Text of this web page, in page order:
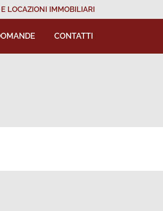
LOCAZIONI IMMOBILIARI
CONTATTI